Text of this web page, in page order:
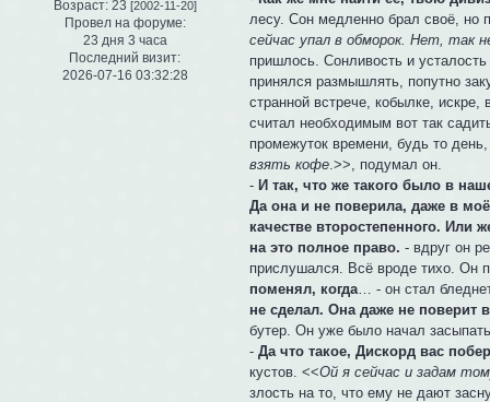
Возраст:23 [2002-11-20]
Провел на форуме:
23 дня 3 часа
Последний визит:
2026-07-16 03:32:28
лесу. Сон медленно брал своё, но
сейчас упал в обморок. Нет, так
пришлось. Сонливость и
принялся размышлять, попутно
странной встрече, кобылке,
считал необходимым вот так
промежуток времени, будь то
взять кофе .>>, подумал он.
- И так, что же такого было в
Да она и не поверила, даже в
качестве второстепенного. Или
на это полное право. - вдруг он
прислушался. Всё вроде тихо. Он
поменял, когда … - он стал
не сделал. Она даже не поверит
бутер. Он уже было начал
-Да что такое, Дискорд вас
кустов. <<Ой я сейчас и задам
злость на то, что ему не дают